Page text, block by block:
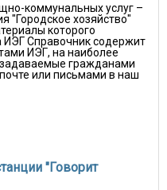
коммунальных услуг –
"Городское хозяйство"
которого
ИЭГ Справочник содержит
ИЭГ, на наиболее
гражданами
или письмами в наш
"Говорит